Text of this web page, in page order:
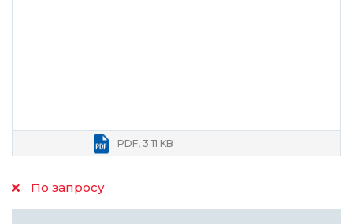
По запросу
PDF, 3.11 KB